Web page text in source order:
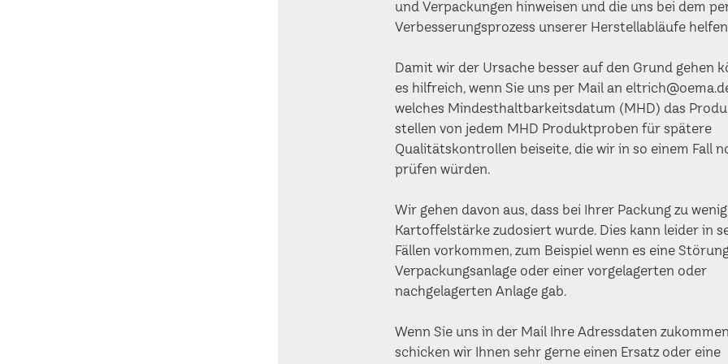
und Verpackungen hinweisen und die uns bei dem
Verbesserungsprozess unserer Herstellabläufe
Damit wir der Ursache besser auf den Grund gehen
es hilfreich, wenn Sie uns per Mail an
welches Mindesthaltbarkeitsdatum (MHD) das
stellen von jedem MHD Produktproben für spätere
Qualitätskontrollen beiseite, die wir in so einem Fall
prüfen würden.
Wir gehen davon aus, dass bei Ihrer Packung zu wenig
Kartoffelstärke zudosiert wurde. Dies kann leider in
Fällen vorkommen, zum Beispiel wenn es eine
Verpackungsanlage oder einer vorgelagerten oder
nachgelagerten Anlage gab.
Wenn Sie uns in der Mail Ihre Adressdaten
schicken wir Ihnen sehr gerne einen Ersatz oder eine